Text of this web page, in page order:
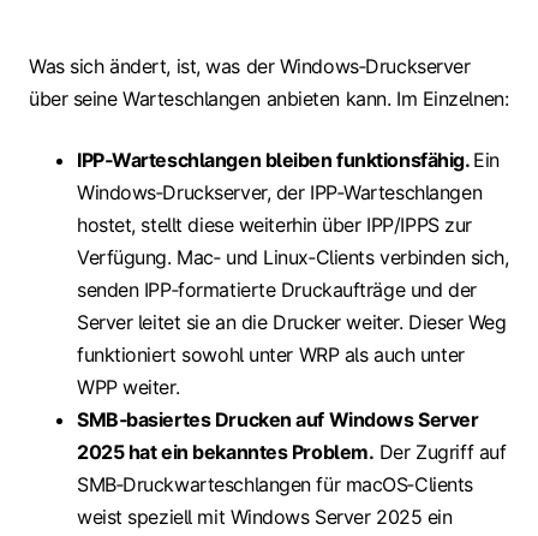
Was sich ändert, ist, was der Windows‑Druckserver
über seine Warteschlangen anbieten kann. Im Einzelnen:
IPP‑Warteschlangen bleiben funktionsfähig. Ein
Windows‑Druckserver, der IPP‑Warteschlangen
hostet, stellt diese weiterhin über IPP/IPPS zur
Verfügung. Mac‑ und Linux‑Clients verbinden sich,
senden IPP‑formatierte Druckaufträge und der
Server leitet sie an die Drucker weiter. Dieser Weg
funktioniert sowohl unter WRP als auch unter
WPP weiter.
SMB‑basiertes Drucken auf Windows Server
2025 hat ein bekanntes Problem. Der Zugriff auf
SMB‑Druckwarteschlangen für macOS‑Clients
weist speziell mit Windows Server 2025 ein